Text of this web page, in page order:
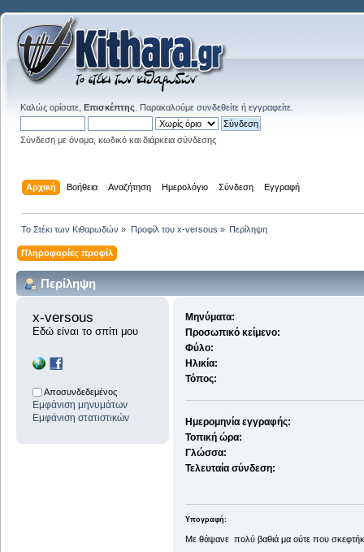
Καλώς ορίσατε, Επισκέπτης . Παρακαλούμε συνδεθείτε ή εγγραφείτε
Σύνδεση με όνομα, κωδικό και διάρκεια σύνδεσης
Αρχική Βοήθεια Αναζήτηση Ημερολόγιο Σύνδεση Εγγραφή
Το Στέκι των Κιθαρωδών » Προφίλ του x-versous » Περίληψη
Πληροφορίες προφίλ
Περίληψη
x-versous
Εδώ είναι το σπίτι μου
Αποσυνδεδεμένος
Εμφάνιση μηνυμάτων
Εμφάνιση στατιστικών
Μηνύματα:
Προσωπικό κείμενο:
Φύλο:
Ηλικία:
Τόπος:
Ημερομηνία εγγραφής:
Τοπική ώρα:
Γλώσσα:
Τελευταία σύνδεση:
Υπογραφή:
Με θάψανε πολύ βαθιά μα ούτε που